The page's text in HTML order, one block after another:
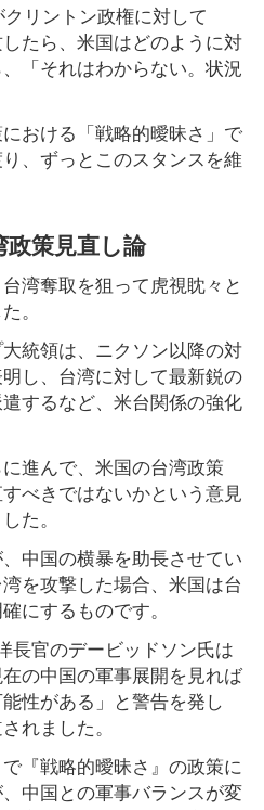
リントン政権に対して
たら、米国はどのように対
「それはわからない。状況
おける「戦略的曖昧さ」で
、ずっとこのスタンスを維
策見直し論
湾奪取を狙って虎視眈々と
。
統領は、ニクソン以降の対
し、台湾に対して最新鋭の
するなど、米台関係の強化
進んで、米国の台湾政策
べきではないかという意見
た。
中国の横暴を助長させてい
を攻撃した場合、米国は台
にするものです。
長官のデービッドソン氏は
の中国の軍事展開を見れば
性がある」と警告を発し
れました。
『戦略的曖昧さ』の政策に
中国との軍事バランスが変